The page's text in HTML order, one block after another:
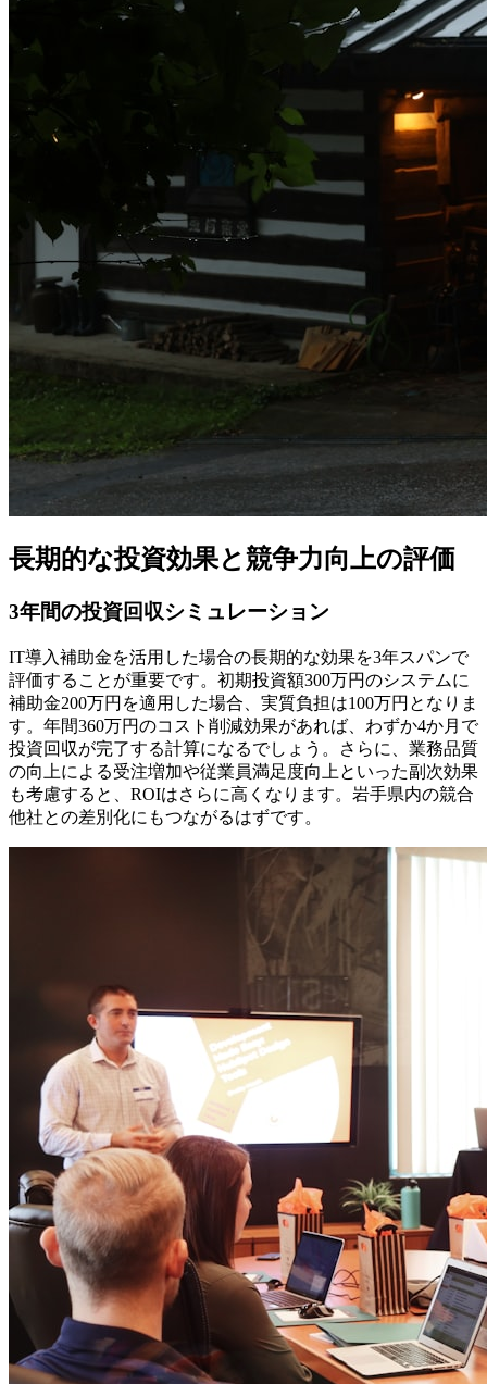
長期的な投資効果と競争力向上の評価
3年間の投資回収シミュレーション
IT導入補助金を活用した場合の長期的な効果を3年スパンで
評価することが重要です。初期投資額300万円のシステムに
補助金200万円を適用した場合、実質負担は100万円となりま
す。年間360万円のコスト削減効果があれば、わずか4か月で
投資回収が完了する計算になるでしょう。さらに、業務品質
の向上による受注増加や従業員満足度向上といった副次効果
も考慮すると、ROIはさらに高くなります。岩手県内の競合
他社との差別化にもつながるはずです。